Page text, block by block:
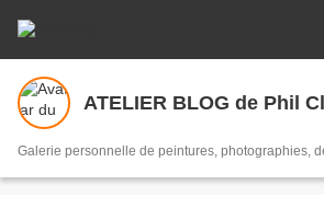
ATELIER BLOG de Phil
Galerie personnelle de peintures, photographies,